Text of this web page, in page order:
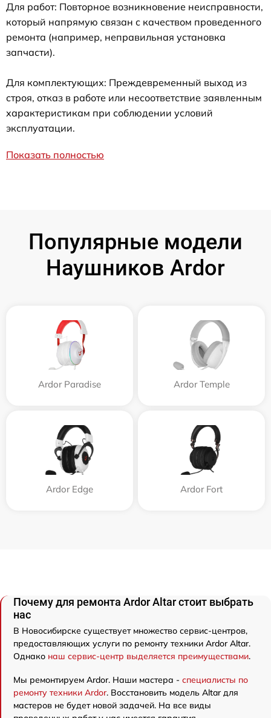
Для работ: Повторное возникновение неисправности,
который напрямую связан с качеством проведенного
ремонта (например, неправильная установка
запчасти).
Для комплектующих: Преждевременный выход из
строя, отказ в работе или несоответствие заявленным
характеристикам при соблюдении условий
эксплуатации.
Показать полностью
Популярные модели
Наушников Ardor
Ardor Paradise Ardor Temple
Ardor Edge Ardor Fort
Почему для ремонта Ardor Аltar стоит выбрать
нас
В Новосибирске существует множество сервис-центров,
предоставляющих услуги по ремонту техники Ardor Аltar.
Однако наш сервис-центр выделяется преимуществами.
Мы ремонтируем Ardor. Наши мастера - специалисты по
ремонту техники Ardor. Восстановить модель Аltar для
мастеров не будет новой задачей. На все виды